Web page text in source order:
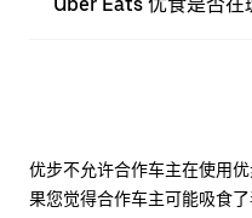
优步不允许合作车主在使用
果您觉得合作车主可能吸食